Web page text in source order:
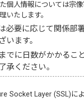
個人情報については宗
いたします。
必要に応じて関係部
います。
でに日数がかかるこ
承ください。
Socket Layer (SSL)に